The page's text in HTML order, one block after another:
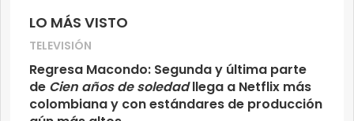
LO MÁS VISTO
TELEVISIÓN
Regresa Macondo: Segunda y última parte
de Cien años de soledadllega a Netflix más
colombiana y con estándares de producción